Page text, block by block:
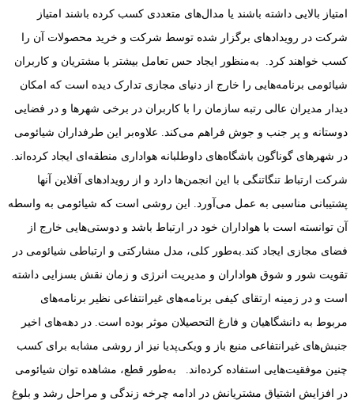
امتیاز بالایی داشته باشند یا مدال‌های متعددی کسب کرده باشند امتیاز
شرکت در رویدادهای برگزار شده توسط شرکت و خرید محصولات آن را
کسب خواهند کرد. به‌منظور ایجاد حس تعامل بیشتر با مشتریان و کاربران
شیائومی برنامه‌هایی را خارج از دنیای مجازی تدارک دیده است که امکان
دیدار مدیران عالی رتبه سازمان را با کاربران در برخی شهرها و در فضایی
دوستانه و پر جنب و جوش فراهم می‌کند. علاوه‌بر این طرفداران شیائومی
در شهرهای گوناگون باشگاه‌های داوطلبانه هواداری منطقه‌ای ایجاد کرده‌اند.
شرکت ارتباط تنگاتنگی با این انجمن‌ها دارد و از رویدادهای آفلاین آنها
پشتیبانی مناسبی به عمل می‌آورد. این روشی است که شیائومی به واسطه
آن توانسته است با هواداران خود در ارتباط باشد و دوستی‌هایی خارج از
فضای مجازی ایجاد کند.به‌طور کلی، مدل مشارکتی و ارتباطی شیائومی در
تقویت شور و شوق هواداران و مدیریت انرژی و زمان نقش بسزایی داشته
است و در زمینه ارتقای کیفی برنامه‌های غیرانتفاعی نظیر برنامه‌های
مربوط به دانشگاهیان و فارغ التحصیلان موثر بوده است. در دهه‌های اخیر
جنبش‌های غیرانتفاعی منبع باز و ویکی‌پدیا نیز از روشی مشابه برای کسب
چنین موفقیت‌هایی استفاده کرده‌اند. به‌طور قطع، مشاهده توان شیائومی
در افزایش اشتیاق مشتریانش در ادامه چرخه زندگی و مراحل رشد و بلوغ